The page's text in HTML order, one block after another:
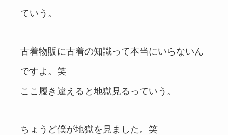
ていう。
古着物販に古着の知識って本当にいらないん
ですよ。笑
ここ履き違えると地獄見るっていう。
ちょうど僕が地獄を見ました。笑